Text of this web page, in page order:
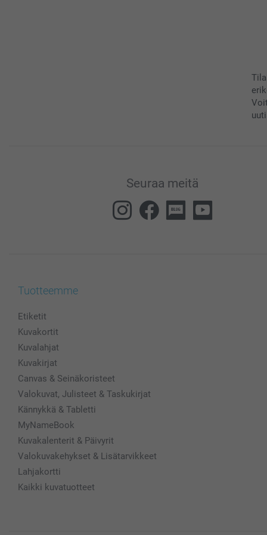
Seuraa meitä
Tuotteemme
Etiketit
Kuvakortit
Kuvalahjat
Kuvakirjat
Canvas & Seinäkoristeet
Valokuvat, Julisteet & Taskukirjat
Kännykkä & Tabletti
MyNameBook
Kuvakalenterit & Päivyrit
Valokuvakehykset & Lisätarvikkeet
Lahjakortti
Kaikki kuvatuotteet